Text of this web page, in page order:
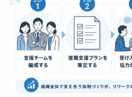
中小企業が『職場リワー